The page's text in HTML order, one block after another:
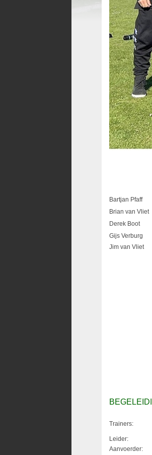
Bartjan Pfaff
Brian van Vliet
Derek Boot
Gijs Verburg
Jim van Vliet
Trainers:
Leider:
Aanvoerder: